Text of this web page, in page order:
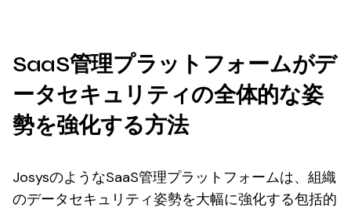
SaaS管理プラットフォームがデ
ータセキュリティの全体的な姿
勢を強化する方法
JosysのようなSaaS管理プラットフォームは、組織
のデータセキュリティ姿勢を大幅に強化する包括的